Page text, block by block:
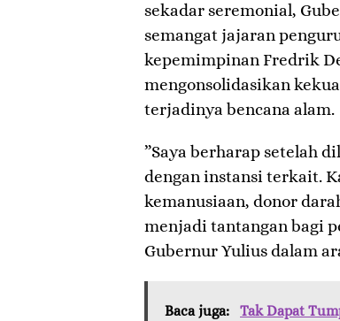
sekadar seremonial,
semangat jajaran
kepemimpinan Fredrik
mengonsolidasikan
terjadinya bencana alam.
​”Saya berharap setelah
dengan instansi terkait.
kemanusiaan, donor
menjadi tantangan bagi
Gubernur Yulius dalam
Baca juga:
Tak Dapat